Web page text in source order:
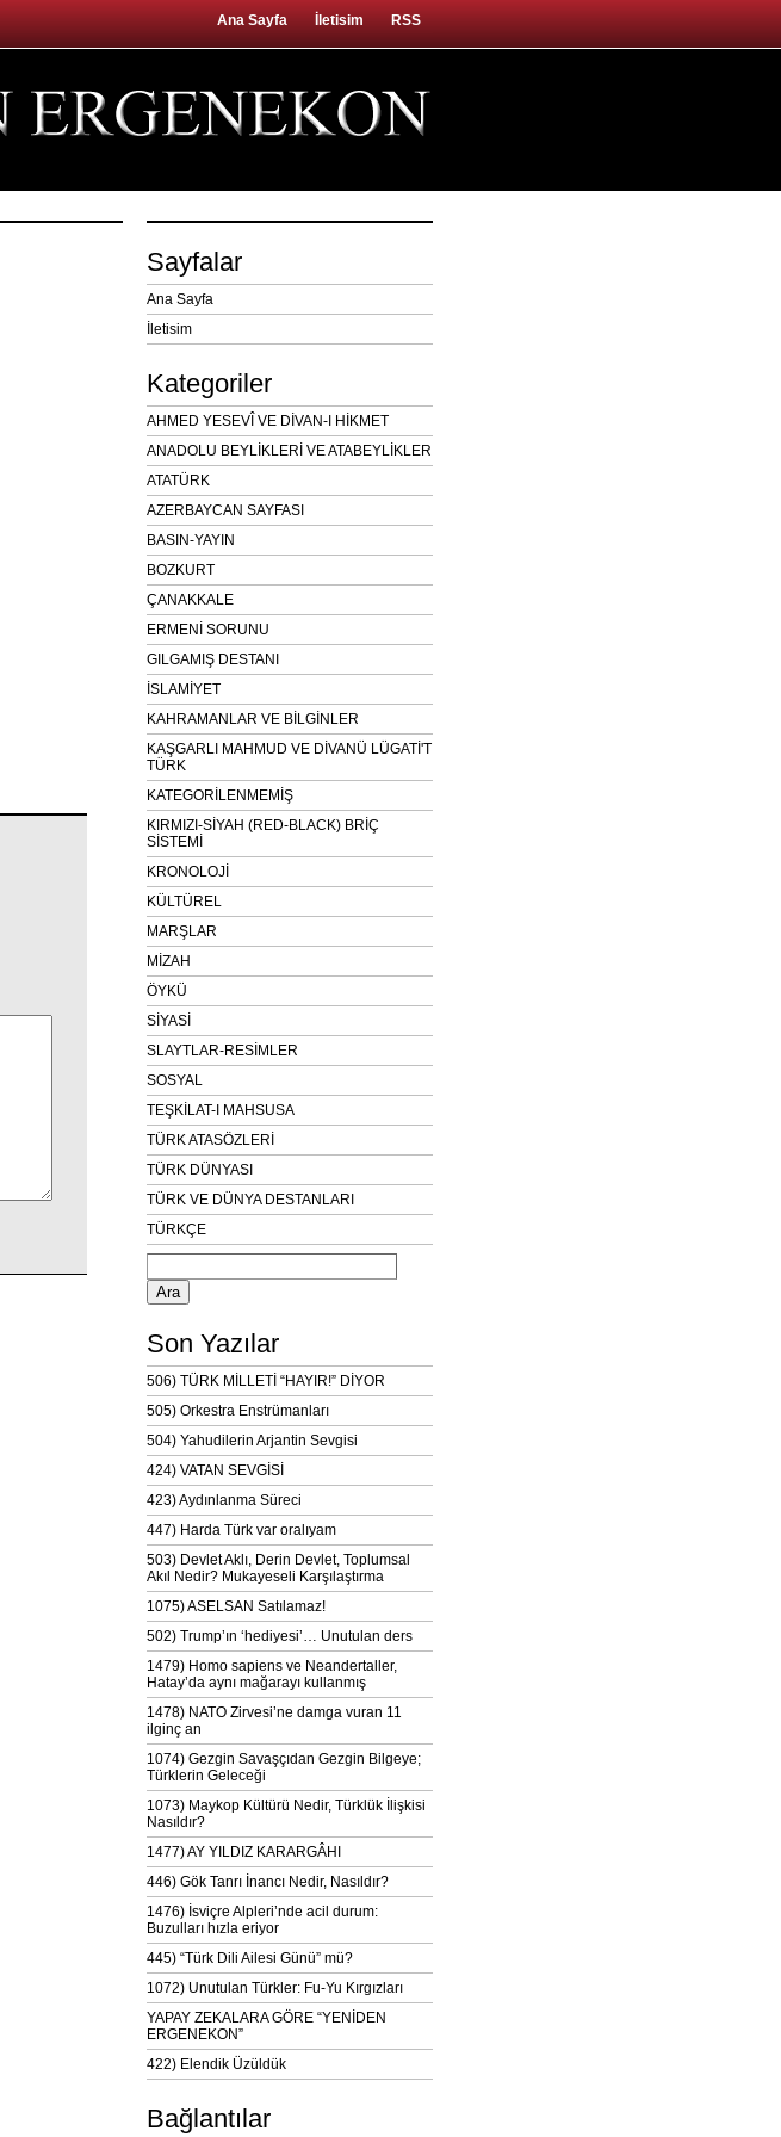
Ana Sayfa İletisim RSS
Sayfalar
Ana Sayfa
İletisim
Kategoriler
AHMED YESEVÎ VE DİVAN-I HİKMET
ANADOLU BEYLİKLERİ VE ATABEYLİKLER
ATATÜRK
AZERBAYCAN SAYFASI
BASIN-YAYIN
BOZKURT
ÇANAKKALE
ERMENİ SORUNU
GILGAMIŞ DESTANI
İSLAMİYET
KAHRAMANLAR VE BİLGİNLER
KAŞGARLI MAHMUD VE DİVANÜ LÜGATİ'T
TÜRK
KATEGORİLENMEMİŞ
KIRMIZI-SİYAH (RED-BLACK) BRİÇ
SİSTEMİ
KRONOLOJİ
KÜLTÜREL
MARŞLAR
MİZAH
ÖYKÜ
SİYASİ
SLAYTLAR-RESİMLER
SOSYAL
TEŞKİLAT-I MAHSUSA
TÜRK ATASÖZLERİ
TÜRK DÜNYASI
TÜRK VE DÜNYA DESTANLARI
TÜRKÇE
Arama:
Son Yazılar
506) TÜRK MİLLETİ “HAYIR!” DİYOR
505) Orkestra Enstrümanları
504) Yahudilerin Arjantin Sevgisi
424) VATAN SEVGİSİ
423) Aydınlanma Süreci
447) Harda Türk var oralıyam
503) Devlet Aklı, Derin Devlet, Toplumsal
Akıl Nedir? Mukayeseli Karşılaştırma
1075) ASELSAN Satılamaz!
502) Trump’ın ‘hediyesi’… Unutulan ders
1479) Homo sapiens ve Neandertaller,
Hatay’da aynı mağarayı kullanmış
1478) NATO Zirvesi’ne damga vuran 11
ilginç an
1074) Gezgin Savaşçıdan Gezgin Bilgeye;
Türklerin Geleceği
1073) Maykop Kültürü Nedir, Türklük İlişkisi
Nasıldır?
1477) AY YILDIZ KARARGÂHI
446) Gök Tanrı İnancı Nedir, Nasıldır?
1476) İsviçre Alpleri’nde acil durum:
Buzulları hızla eriyor
445) “Türk Dili Ailesi Günü” mü?
1072) Unutulan Türkler: Fu-Yu Kırgızları
YAPAY ZEKALARA GÖRE “YENİDEN
ERGENEKON”
422) Elendik Üzüldük
Bağlantılar